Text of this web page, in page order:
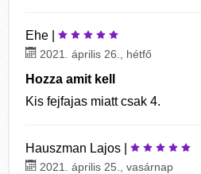
Ehe |
2021. április 26., hétfő
Hozza amit kell
Kis fejfajas miatt csak 4.
Hauszman Lajos |
2021. április 25., vasárnap